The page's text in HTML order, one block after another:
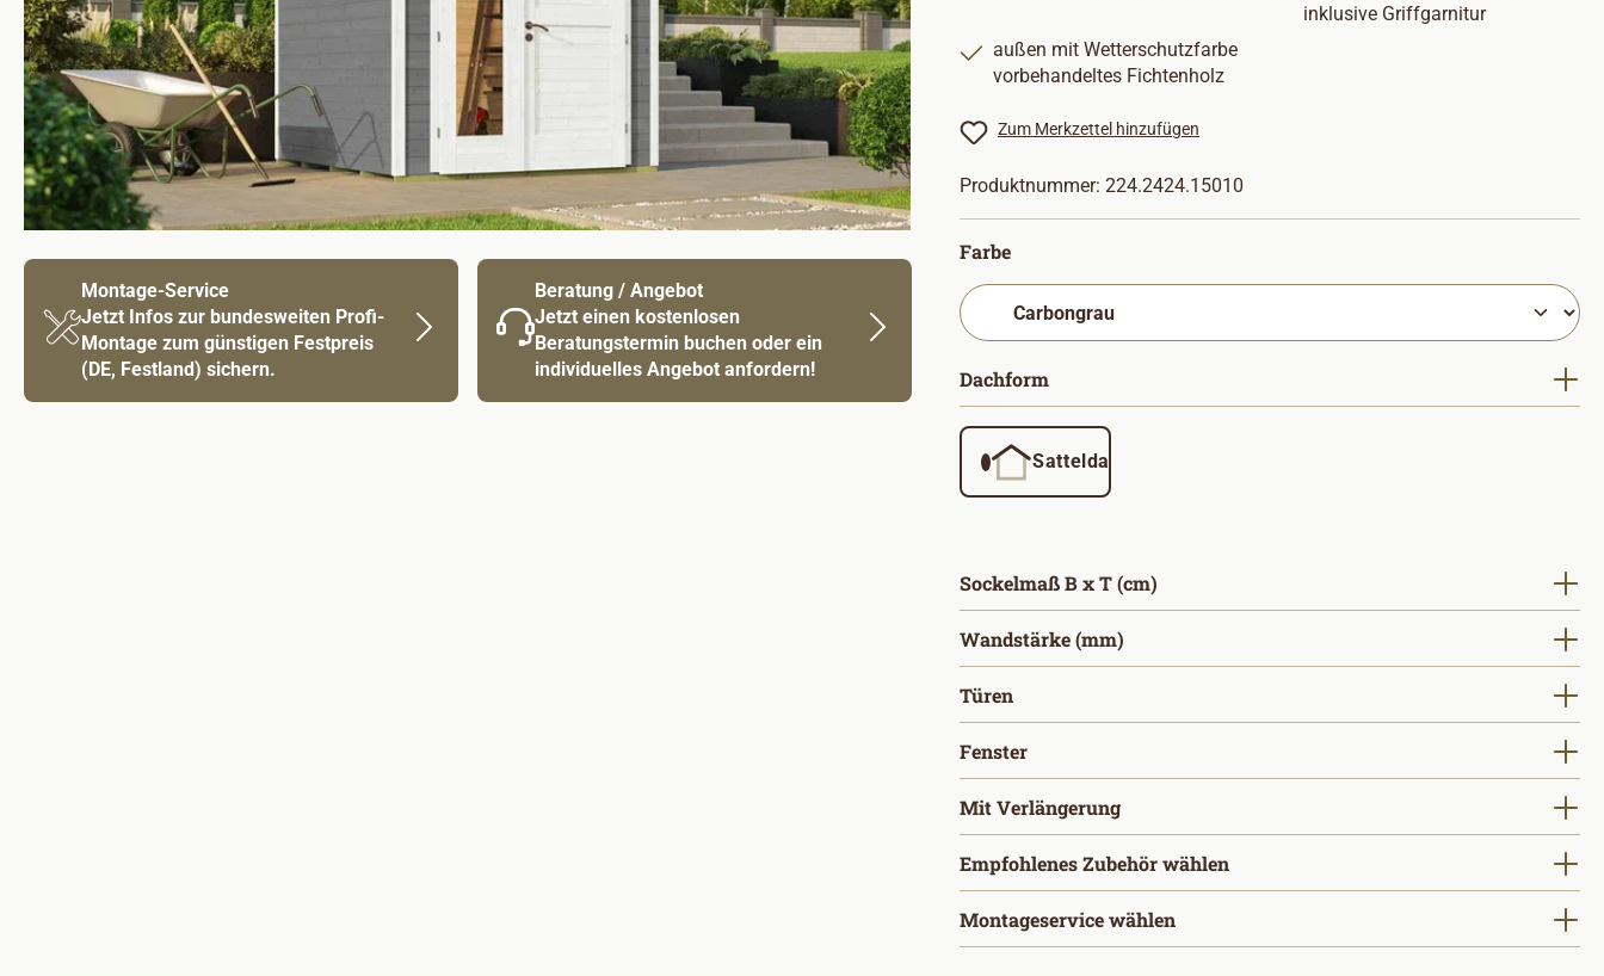
Montage-Service
Jetzt Infos zur bundesweiten Profi-
Montage zum günstigen Festpreis
(DE, Festland) sichern.
Beratung / Angebot
Jetzt einen kostenlosen
Beratungstermin buchen oder ein
individuelles Angebot anfordern!
inklusive Griffgarnitur
außen mit Wetterschutzfarbe
vorbehandeltes Fichtenholz
Zum Merkzettel hinzufügen
Produktnummer: 224.2424.15010
Farbeauswählen
Dachform
Satteldach
Sockelmaß B x T (cm)
Wandstärke (mm)
Türen
Fensterauswählen
Mit Verlängerungauswählen
Empfohlenes Zubehör wählen
Montageservice wählen